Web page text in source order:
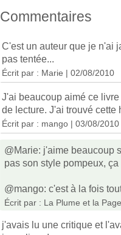
Commentaires
C'est un auteur que je n'ai
pas tentée...
Écrit par : Marie | 02/08/2010
J'ai beaucoup aimé ce
de lecture. J'ai trouvé cette
Écrit par : mango | 03/08/2010
@Marie: j'aime beaucoup
pas son style pompeux,
@mango: c'est à la fois
Écrit par : La Plume et la Page
j'avais lu une critique et